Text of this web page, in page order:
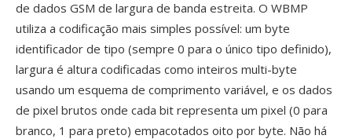
de dados GSM de largura de banda estreita. O WBMP
utiliza a codificação mais simples possível: um byte
identificador de tipo (sempre 0 para o único tipo definido),
largura é altura codificadas como inteiros multi-byte
usando um esquema de comprimento variável, e os dados
de pixel brutos onde cada bit representa um pixel (0 para
branco, 1 para preto) empacotados oito por byte. Não há